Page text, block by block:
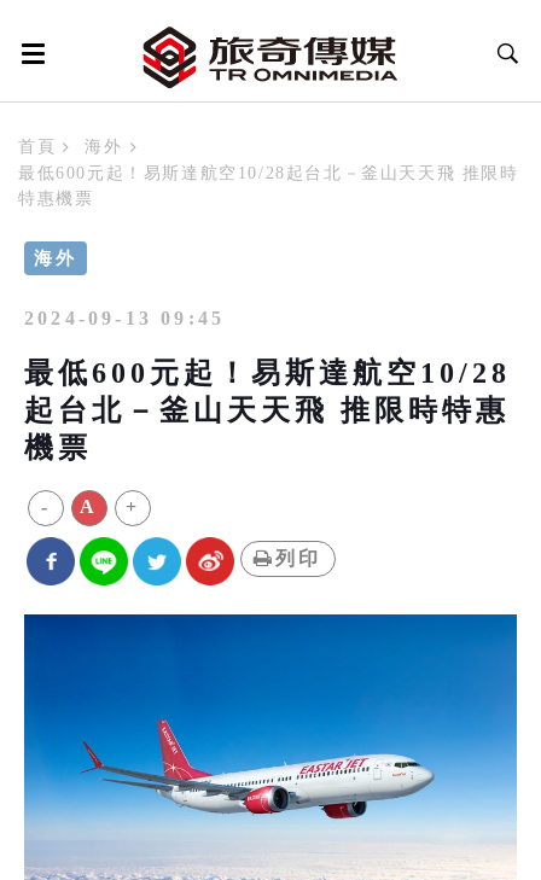
首頁
海外
最低600元起！易斯達航空10/28起台北－釜山天天飛 推限時
特惠機票
海外
2024-09-13 09:45
最低600元起！易斯達航空10/28
起台北－釜山天天飛 推限時特惠
機票
- A +
列印